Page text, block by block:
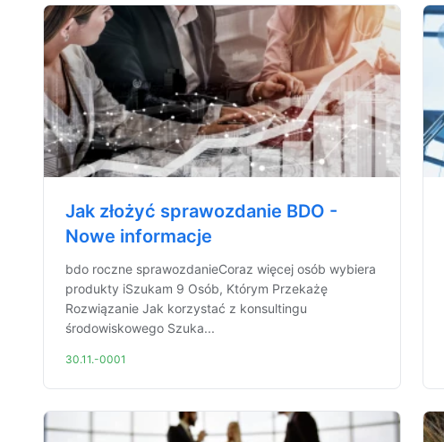
Jak złożyć sprawozdanie BDO -
Nowe informacje
bdo roczne sprawozdanieCoraz więcej osób wybiera
produkty iSzukam 9 Osób, Którym Przekażę
Rozwiązanie Jak korzystać z konsultingu
środowiskowego Szuka...
30.11.-0001